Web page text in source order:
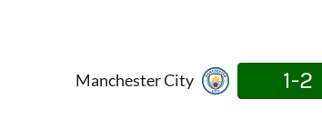
Manchester City 1-2